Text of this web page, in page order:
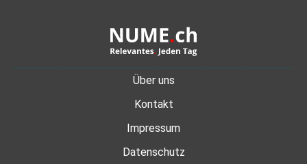
Über uns
Kontakt
Impressum
Datenschutz